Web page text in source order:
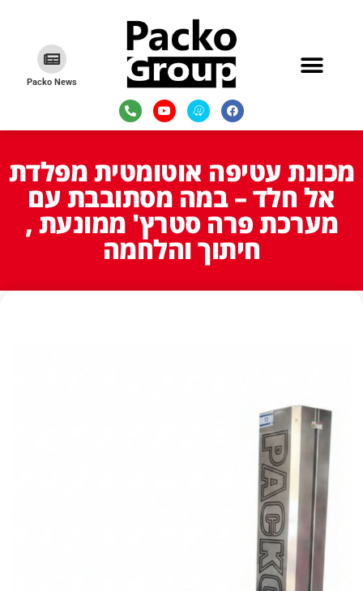
Packo News
מכונת עטיפה אוטומטית מפלדת
אל חלד – במה מסתובבת עם
מערכת פרה סטרץ' ממונעת ,
חיתוך והלחמה